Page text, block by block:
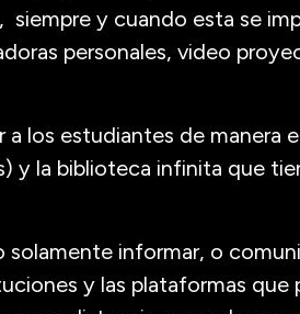
siempre y cuando esta se
personales, video
a los estudiantes de manera
y la biblioteca infinita que
informar, o
y las plataformas que